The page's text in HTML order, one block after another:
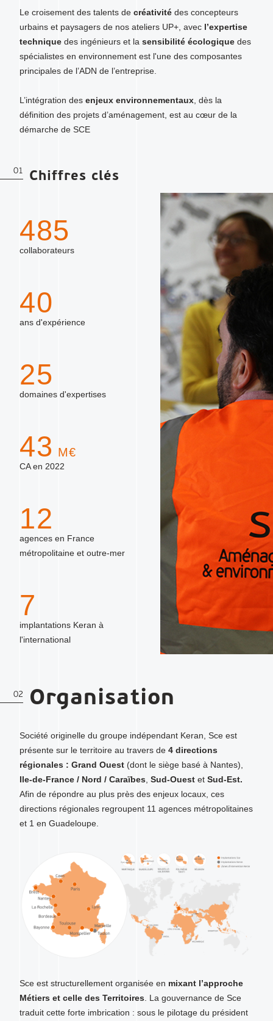
Le croisement des talents de créativité des concepteurs
urbains et paysagers de nos ateliers UP+, avec l’expertise
technique des ingénieurs et la sensibilité écologique des
spécialistes en environnement est l'une des composantes
principales de l’ADN de l’entreprise.
L’intégration des enjeux environnementaux , dès la
définition des projets d’aménagement, est au cœur de la
démarche de SCE
01 Chiffres clés
485
collaborateurs
40
ans d'expérience
25
domaines d'expertises
43 M€
CA en 2022
12
agences en France
métropolitaine et outre-mer
7
implantations Keran à
l'international
02 Organisation
Société originelle du groupe indépendant Keran, Sce est
présente sur le territoire au travers de 4 directions
régionales : Grand Ouest (dont le siège basé à Nantes),
Ile-de-France / Nord / Caraïbes Sud-Ouest et Sud-Est.
Afin de répondre au plus près des enjeux locaux, ces
directions régionales regroupent 11 agences métropolitaines
et 1 en Guadeloupe.
Sce est structurellement organisée en mixant l’approche
Métiers et celle des Territoires . La gouvernance de Sce
traduit cette forte imbrication : sous le pilotage du président